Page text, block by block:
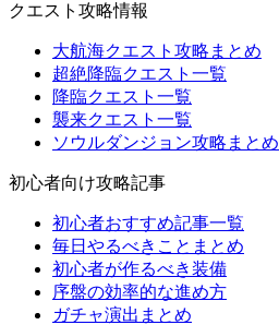
クエスト攻略情報
大航海クエスト攻略まとめ
超絶降臨クエスト一覧
降臨クエスト一覧
襲来クエスト一覧
ソウルダンジョン攻略まとめ
初心者向け攻略記事
初心者おすすめ記事一覧
毎日やるべきことまとめ
初心者が作るべき装備
序盤の効率的な進め方
ガチャ演出まとめ